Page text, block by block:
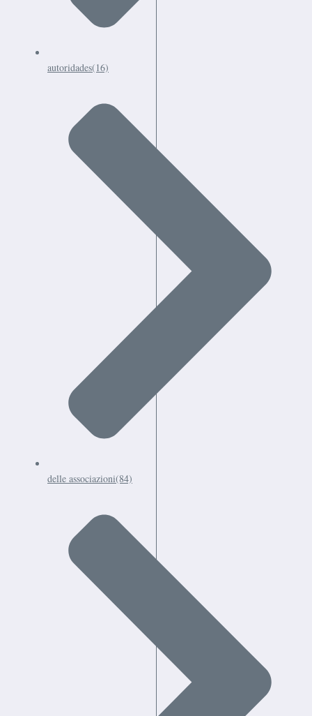
autoridades(16)
delle associazioni(84)